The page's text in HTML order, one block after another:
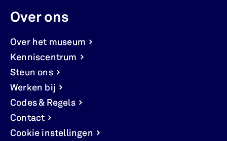
Over ons
Over het museum
Kenniscentrum
Steun ons
Werken bij
Codes & Regels
Contact
Cookie instellingen